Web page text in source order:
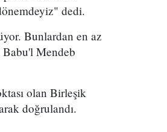
dedi.
Bunlardan en az
Babu'l Mendeb
olan Birleşik
doğrulandı.